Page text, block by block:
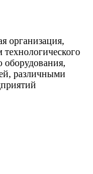
организация,
оборудования,
различными